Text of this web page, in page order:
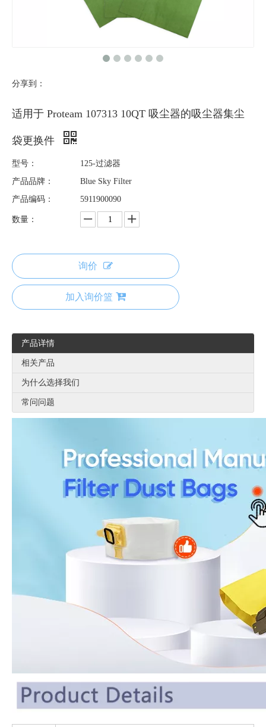
分享到：
适用于 Proteam 107313 10QT 吸尘器的吸尘器集尘
袋更换件
型号：
125-过滤器
产品品牌：
Blue Sky Filter
产品编码：
5911900090
数量：
询价
加入询价篮
产品详情
相关产品
为什么选择我们
常问问题